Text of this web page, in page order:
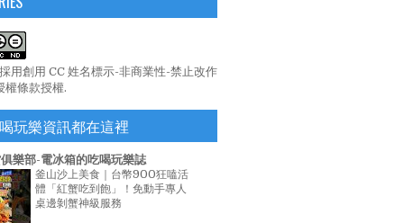
用創用 CC 姓名標示-非商業性-禁止改作
權條款授權.
玩樂資訊都在這裡
樂部-電冰箱的吃喝玩樂誌
釜山沙上美食｜台幣900狂嗑活
體「紅蟹吃到飽」！免動手專人
桌邊剝蟹神級服務